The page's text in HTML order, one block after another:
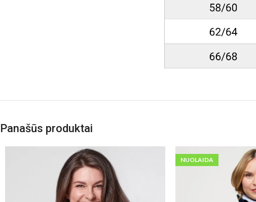
Panašūs produktai
NUOLAIDA